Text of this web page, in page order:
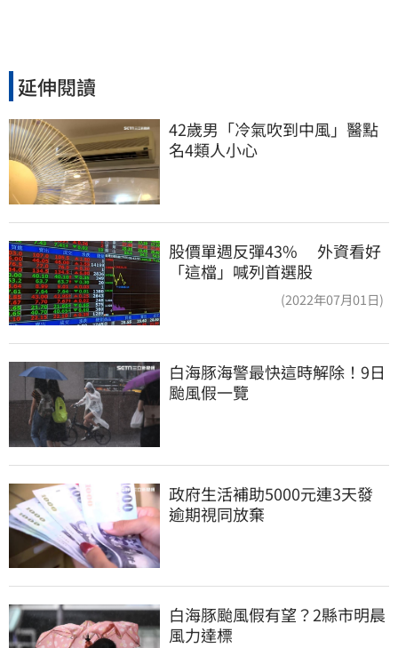
延伸閱讀
42歲男「冷氣吹到中風」醫點
名4類人小心
股價單週反彈43% 外資看好
「這檔」喊列首選股
(2022年07月01日)
白海豚海警最快這時解除！9日
颱風假一覽
政府生活補助5000元連3天發
逾期視同放棄
白海豚颱風假有望？2縣市明晨
風力達標